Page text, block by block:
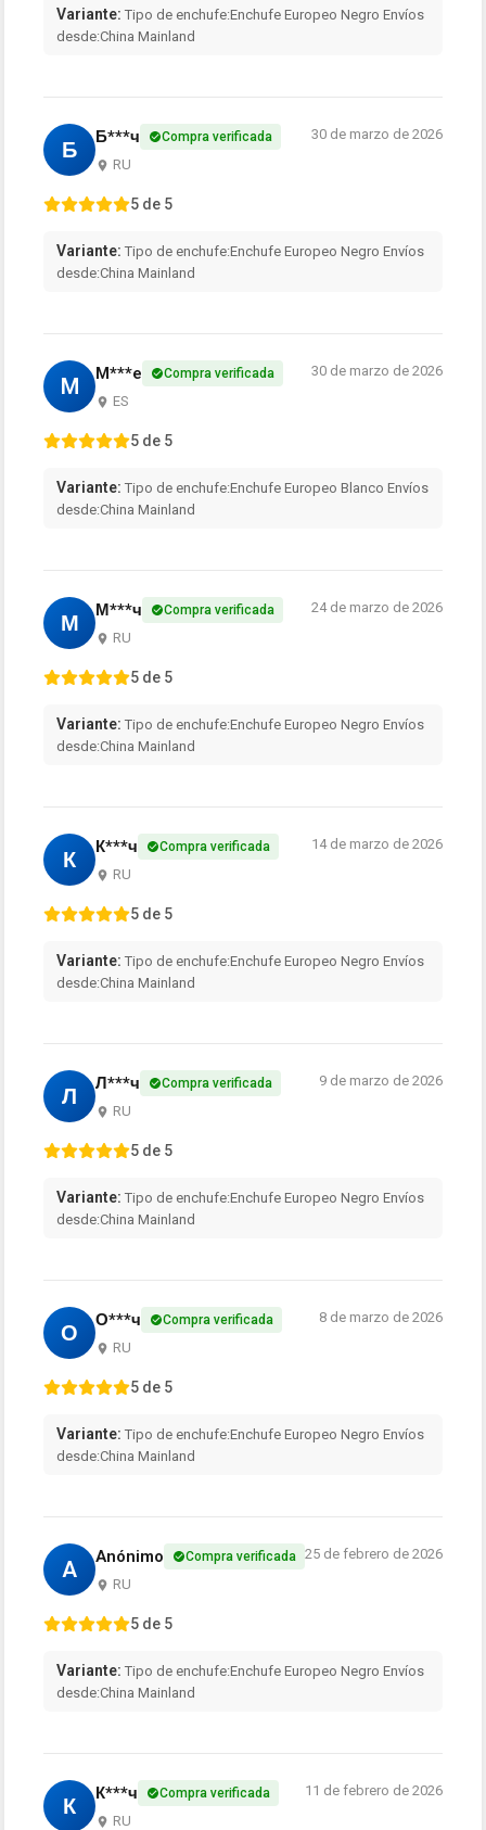
Variante: Tipo de enchufe:Enchufe Europeo Negro Envíos
desde:China Mainland
Б Б***ч Compra verificada
RU
30 de marzo de 2026
5 de 5
Variante: Tipo de enchufe:Enchufe Europeo Negro Envíos
desde:China Mainland
M M***e Compra verificada
ES
30 de marzo de 2026
5 de 5
Variante: Tipo de enchufe:Enchufe Europeo Blanco Envíos
desde:China Mainland
М М***ч Compra verificada
RU
24 de marzo de 2026
5 de 5
Variante: Tipo de enchufe:Enchufe Europeo Negro Envíos
desde:China Mainland
К К***ч Compra verificada
RU
14 de marzo de 2026
5 de 5
Variante: Tipo de enchufe:Enchufe Europeo Negro Envíos
desde:China Mainland
Л Л***ч Compra verificada
RU
9 de marzo de 2026
5 de 5
Variante: Tipo de enchufe:Enchufe Europeo Negro Envíos
desde:China Mainland
О О***ч Compra verificada
RU
8 de marzo de 2026
5 de 5
Variante: Tipo de enchufe:Enchufe Europeo Negro Envíos
desde:China Mainland
A Anónimo Compra verificada
RU
25 de febrero de 2026
5 de 5
Variante: Tipo de enchufe:Enchufe Europeo Negro Envíos
desde:China Mainland
К К***ч Compra verificada
RU
11 de febrero de 2026